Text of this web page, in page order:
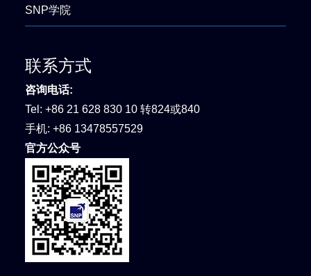
SNP学院
联系方式
咨询电话:
Tel: +86 21 628 830 10 转824或840
手机: +86 13478557529
官方公众号